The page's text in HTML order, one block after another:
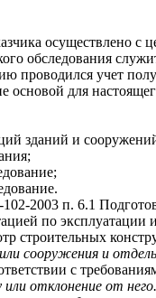
осуществлено
обследования
проводился учет
основой для
зданий и
2003 п. 6.1
по
строительных
или сооружения и
с
или отклонение от